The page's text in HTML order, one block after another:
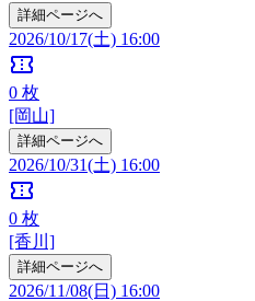
詳細ページへ
2026/10/17(土) 16:00
confirmation_number
0 枚
[岡山]
詳細ページへ
2026/10/31(土) 16:00
confirmation_number
0 枚
[香川]
詳細ページへ
2026/11/08(日) 16:00